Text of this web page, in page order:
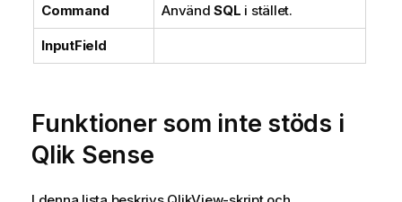
Command AnvändSQL i stället.
InputField
Funktioner som inte stöds i
Qlik Sense